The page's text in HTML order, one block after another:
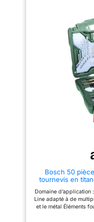
Bosch 50
tournevis en
métal,
Domaine
Line adapté à de
et le métal Éléments